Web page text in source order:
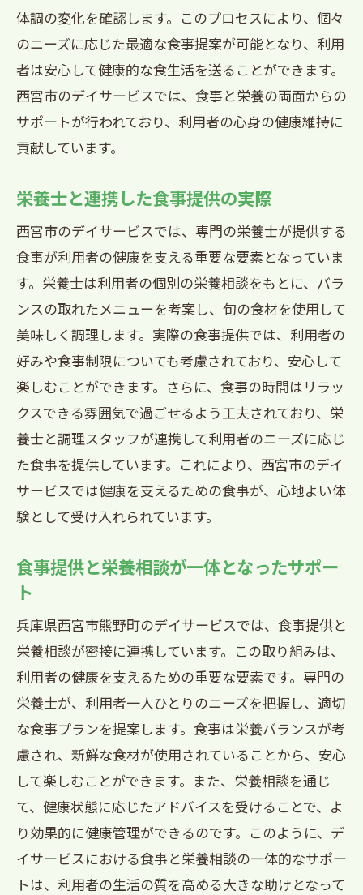
体調の変化を確認します。このプロセスにより、個々
のニーズに応じた最適な食事提案が可能となり、利用
者は安心して健康的な食生活を送ることができます。
西宮市のデイサービスでは、食事と栄養の両面からの
サポートが行われており、利用者の心身の健康維持に
貢献しています。
栄養士と連携した食事提供の実際
西宮市のデイサービスでは、専門の栄養士が提供する
食事が利用者の健康を支える重要な要素となっていま
す。栄養士は利用者の個別の栄養相談をもとに、バラ
ンスの取れたメニューを考案し、旬の食材を使用して
美味しく調理します。実際の食事提供では、利用者の
好みや食事制限についても考慮されており、安心して
楽しむことができます。さらに、食事の時間はリラッ
クスできる雰囲気で過ごせるよう工夫されており、栄
養士と調理スタッフが連携して利用者のニーズに応じ
た食事を提供しています。これにより、西宮市のデイ
サービスでは健康を支えるための食事が、心地よい体
験として受け入れられています。
食事提供と栄養相談が一体となったサポー
ト
兵庫県西宮市熊野町のデイサービスでは、食事提供と
栄養相談が密接に連携しています。この取り組みは、
利用者の健康を支えるための重要な要素です。専門の
栄養士が、利用者一人ひとりのニーズを把握し、適切
な食事プランを提案します。食事は栄養バランスが考
慮され、新鮮な食材が使用されていることから、安心
して楽しむことができます。また、栄養相談を通じ
て、健康状態に応じたアドバイスを受けることで、よ
り効果的に健康管理ができるのです。このように、デ
イサービスにおける食事と栄養相談の一体的なサポー
トは、利用者の生活の質を高める大きな助けとなって